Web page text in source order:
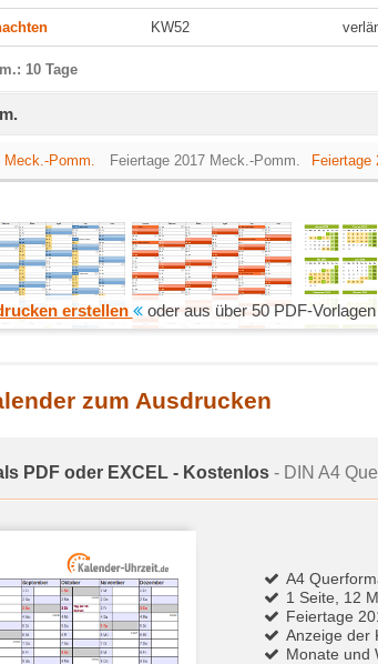
KW52
10 Tage
Meck.-Pomm. Feiertage 2017 Meck.-Pomm. Feiertage
erstellen oder aus über 50 PDF-
zum Ausdrucken
PDF oder EXCEL - Kostenlos - DIN A4
A4
1 Seite, 12
Feiertage
Anzeige der
Monate und